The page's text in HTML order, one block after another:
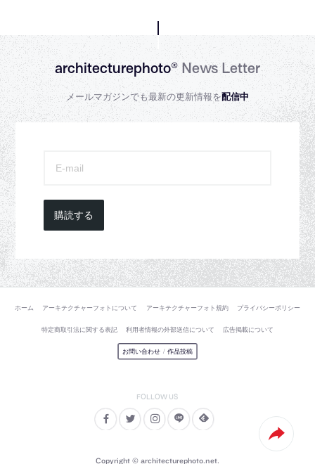
architecturephoto®News Letter
メールマガジンでも最新の更新情報を配信中
購読する
ホーム アーキテクチャーフォトについて アーキテクチャーフォト規約 プライバシーポリシー
特定商取引法に関する表記 利用者情報の外部送信について 広告掲載について
お問い合わせ / 作品投稿
Copyright © architecturephoto.net.